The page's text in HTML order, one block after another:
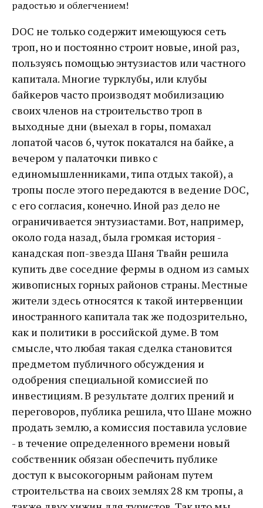
радостью и облегчением!
DOC не только содержит имеющуюся сеть
троп, но и постоянно строит новые, иной раз,
пользуясь помощью энтузиастов или частного
капитала. Многие турклубы, или клубы
байкеров часто производят мобилизацию
своих членов на строительство троп в
выходные дни (выехал в горы, помахал
лопатой часов 6, чуток покатался на байке, а
вечером у палаточки пивко с
единомышленниками, типа отдых такой), а
тропы после этого передаются в ведение DOC,
с его согласия, конечно. Иной раз дело не
ограничивается энтузиастами. Вот, например,
около года назад, была громкая история -
канадская поп-звезда Шаня Твайн решила
купить две соседние фермы в одном из самых
живописных горных районов страны. Местные
жители здесь относятся к такой интервенции
иностранного капитала так же подозрительно,
как и политики в российской думе. В том
смысле, что любая такая сделка становится
предметом публичного обсуждения и
одобрения специальной комиссией по
инвестициям. В результате долгих прений и
переговоров, публика решила, что Шане можно
продать землю, а комиссия поставила условие
- в течение определенного времени новый
собственник обязан обеспечить публике
доступ к высокогорным районам путем
строительства на своих землях 28 км тропы, а